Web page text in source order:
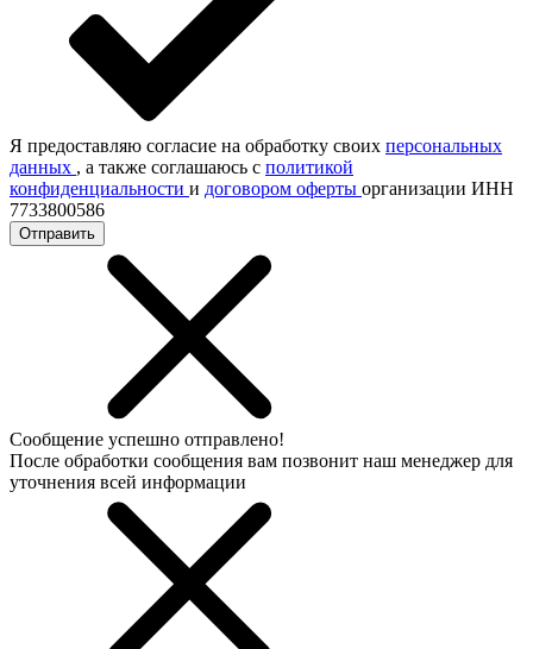
Я предоставляю согласие на обработку своих персональных
данных , а также соглашаюсь с политикой
конфиденциальности и договором оферты организации ИНН
7733800586
Отправить
Сообщение успешно отправлено!
После обработки сообщения вам позвонит наш менеджер для
уточнения всей информации